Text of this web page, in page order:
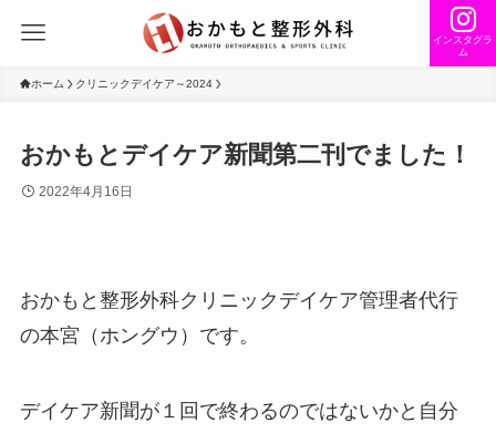
インスタグラ
ム
ホーム クリニックデイケア～2024
おかもとデイケア新聞第二刊でました！
2022年4月16日
おかもと整形外科クリニックデイケア管理者代行
の本宮（ホングウ）です。
デイケア新聞が１回で終わるのではないかと自分